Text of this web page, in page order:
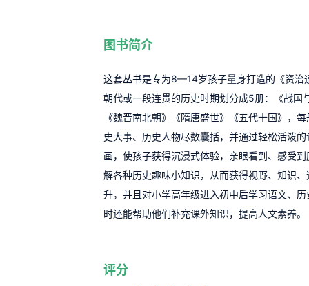
图书简介
这套丛书是专为8—14岁孩子量身打造的《资治
朝代或一段连贯的历史时期划分成5册：《战国
《魏晋南北朝》《隋唐盛世》《五代十国》，
史大事、历史人物尽数囊括，并通过轻松活泼
画，使孩子获得沉浸式体验，亲眼看到、感受
解各种历史趣味小知识，从而获得视野、知识
升，并且对小学高年级进入初中后学习语文、
时还能帮助他们补充课外知识，提高人文素养。
评分